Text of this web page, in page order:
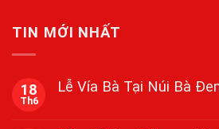
TIN MỚI NHẤT
18
Th6
Lễ Vía Bà Tại Núi Bà